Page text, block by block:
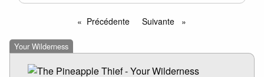
Précédente
Suivante
Your Wilderness